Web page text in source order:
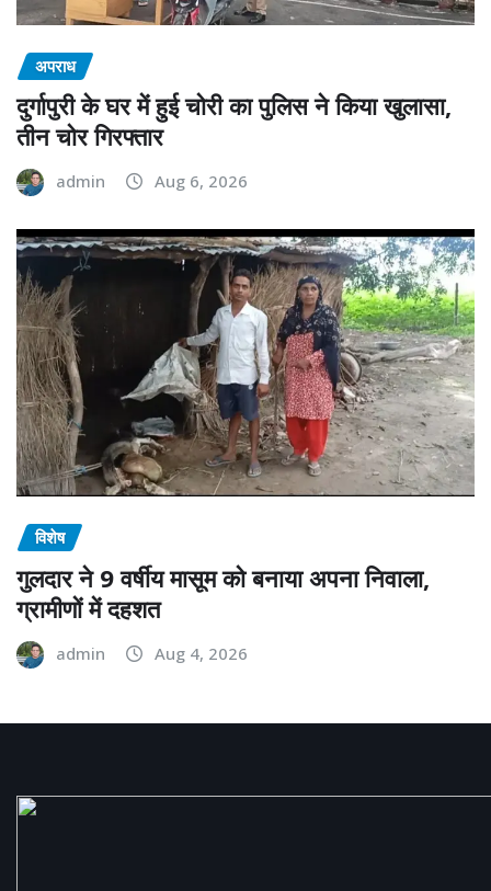
अपराध
दुर्गापुरी के घर में हुई चोरी का पुलिस ने किया खुलासा,
तीन चोर गिरफ्तार
admin Aug 6, 2026
विशेष
गुलदार ने 9 वर्षीय मासूम को बनाया अपना निवाला,
ग्रामीणों में दहशत
admin Aug 4, 2026